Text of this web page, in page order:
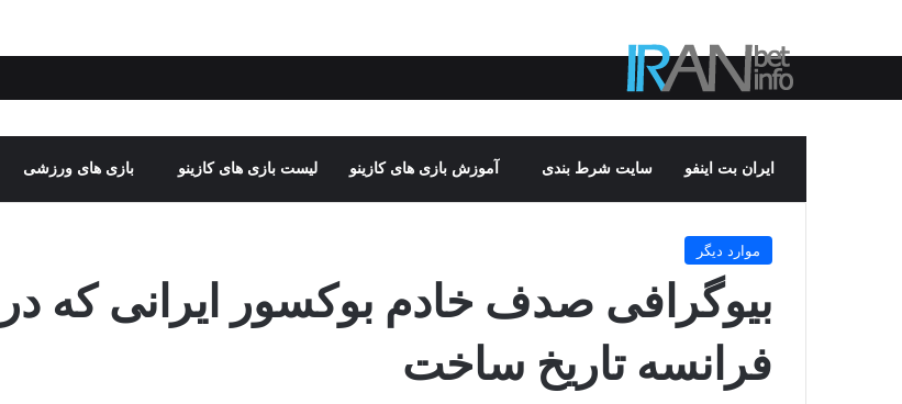
ایران بت اینفو سایت شرط بندی آموزش بازی های کازینو لیست بازی های کازینو بازی های ورزشی
موارد دیگر
بیوگرافی صدف خادم بوکسور ایرانی که در
فرانسه تاریخ ساخت